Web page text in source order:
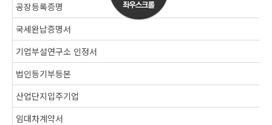
공장등록증명
국세완납증명서
기업부설연구소 인정서
법인등기부등본
산업단지입주기업
임대차계약서